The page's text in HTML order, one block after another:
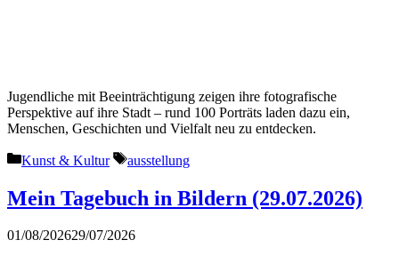
Jugendliche mit Beeinträchtigung zeigen ihre fotografische
Perspektive auf ihre Stadt – rund 100 Porträts laden dazu ein,
Menschen, Geschichten und Vielfalt neu zu entdecken.
Kategorien
Kunst & Kultur Schlagwörter
ausstellung
Mein Tagebuch in Bildern (29.07.2026)
01/08/202629/07/2026